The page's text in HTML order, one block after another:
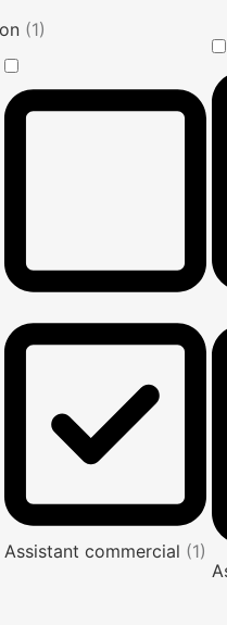
(1)
Assistant commercial (1)